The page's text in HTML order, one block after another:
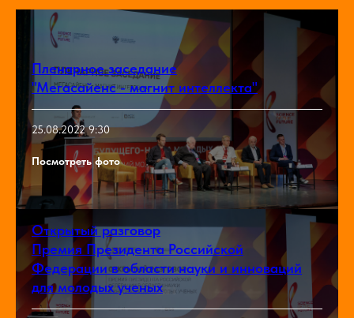
Пленарное заседание
"Мегасайенс - магнит интеллекта"
25.08.2022 9:30
Посмотреть фото
Открытый разговор
Премия Президента Российской
Федерации в области науки и инноваций
для молодых ученых